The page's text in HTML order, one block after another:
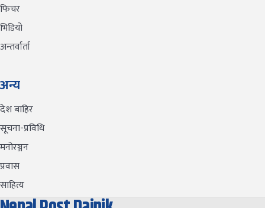
फिचर
भिडियो
अन्तर्वार्ता
अन्य
देश बाहिर
सूचना-प्रविधि
मनोरञ्जन
प्रवास
साहित्य